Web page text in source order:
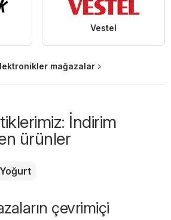
Vestel
mağazalar
İndirim
ürünler
Yoğurt
çevrimiçi